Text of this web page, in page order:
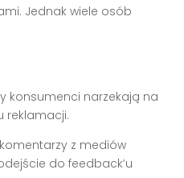
Jednak wiele osób
konsumenci narzekają na
reklamacji.
z mediów
do feedback’u